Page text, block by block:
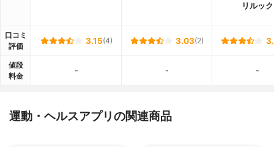
リルック
口コミ
評価
3.15(4) 3.03(2)
値段
料金
- - -
運動・ヘルスアプリの関連商品